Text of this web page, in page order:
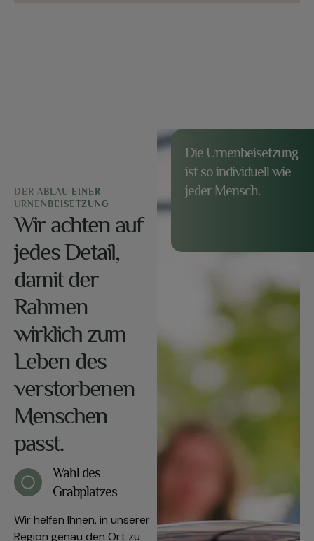
DER ABLAU EINER
URNENBEISETZUNG
Wir achten auf
jedes Detail,
damit der
Rahmen
wirklich zum
Leben des
verstorbenen
Menschen
passt.
Wahl des
Grabplatzes
Wir helfen Ihnen, in unserer
Region genau den Ort zu
Die Urnenbeisetzung
ist so individuell wie
jeder Mensch.